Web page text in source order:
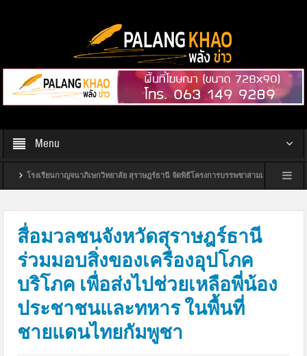
Menu
รียนกาญจนาภิเษกวิทยาลัย สุราษฎร์ธานี จัดพิธีโครงการบรรพชาสามเณรถวายเป็นพระราชกุ
สื่อมวลชนจังหวัดสุราษฎร์ธานี
ร่วมมอบสิ่งของเครื่องอุปโภค
บริโภค เพื่อส่งไปช่วยเหลือพี่น้อง
ประชาชนและทหาร ในพื้นที่
ชายแดนไทยกัมพูชา